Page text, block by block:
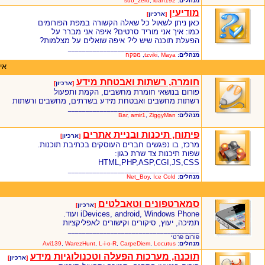
מודיעין [ארכיון]
כאן ניתן לשאול כל שאלה הקשורה במפת הפורומים
כמו: איך אני מוריד סרטים? איפה אני מברר על
הפעלת תוכנה שיש לי? איפה שואלים על מצלמות?
מנהלים:
tzviki Maya מפקח
חומרה, רשתות ואבטחת מידע [ארכיון]
פורום בנושאי חומרת מחשבים, הקמת ותפעול
רשתות מחשבים ואבטחת מידע בשרתים, מחשבים ורשתות
מנהלים:
Bar, amir1 ZiggyMan
פיתוח, תיכנות ובניית אתרים [ארכיון]
מרכז, בו נפגשים חברים העוסקים בכתיבת תוכנות.
שפות תיכנות צד שרת כגון:
HTML,PHP,ASP,CGI,JS,CSS
מנהלים:
Net_Boy, Ice Cold
סמארטפונים וטאבלטים [ארכיון]
iDevices, android, Windows Phone ועוד.
תמיכה, יעוץ, סיקורים וקישורים לאפליקציות
פורום פרטי
מנהלים:
Avi139 WarezHunt L-i-o-R CarpeDiem Locutus
תוכנה, מערכות הפעלה וטכנולוגיות מידע [ארכיון]